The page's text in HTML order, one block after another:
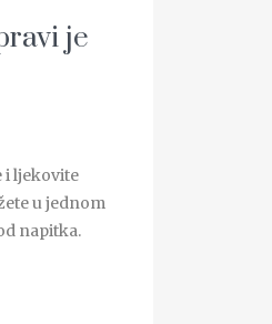
je
i ljekovite
u jednom
napitka.